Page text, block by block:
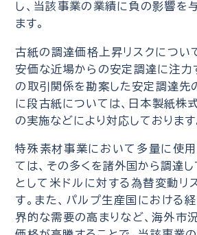
し、当該事業の業績に負の影響を
ます。
古紙の調達価格上昇リスクについ
安価な近場からの安定調達に注力
の取引関係を勘案した安定調達先
に段古紙については、日本製紙株
の実施などにより対応しております
特殊素材事業において多量に使
ては、その多くを諸外国から調達し
として米ドルに対する為替変動リ
す。また、パルプ生産国における
界的な需要の高まりなど、海外市